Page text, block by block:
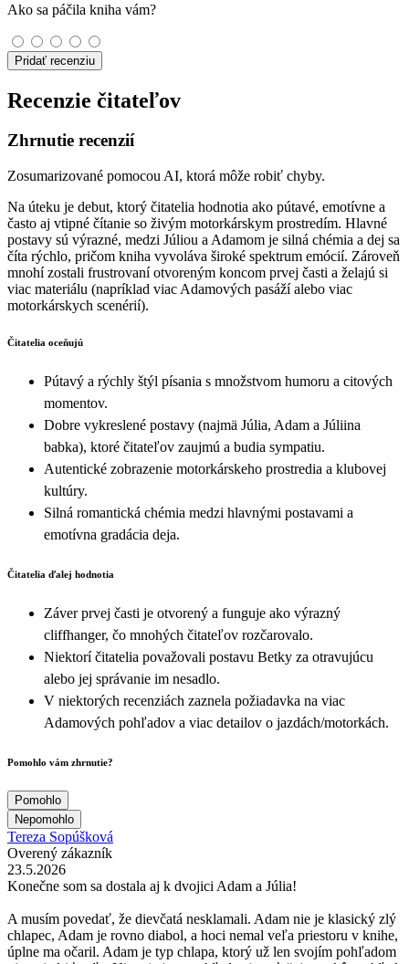
Ako sa páčila kniha vám?
Pridať recenziu
Recenzie čitateľov
Zhrnutie recenzií
Zosumarizované pomocou AI, ktorá môže robiť chyby.
Na úteku je debut, ktorý čitatelia hodnotia ako pútavé, emotívne a
často aj vtipné čítanie so živým motorkárskym prostredím. Hlavné
postavy sú výrazné, medzi Júliou a Adamom je silná chémiа a dej sa
číta rýchlo, pričom kniha vyvoláva široké spektrum emócií. Zároveň
mnohí zostali frustrovaní otvoreným koncom prvej časti a želajú si
viac materiálu (napríklad viac Adamových pasáží alebo viac
motorkárskych scenérií).
Čitatelia oceňujú
Pútavý a rýchly štýl písania s množstvom humoru a citových
momentov.
Dobre vykreslené postavy (najmä Júlia, Adam a Júliina
babka), ktoré čitateľov zaujmú a budia sympatiu.
Autentické zobrazenie motorkárskeho prostredia a klubovej
kultúry.
Silná romantická chémiа medzi hlavnými postavami a
emotívna gradácia deja.
Čitatelia ďalej hodnotia
Záver prvej časti je otvorený a funguje ako výrazný
cliffhanger, čo mnohých čitateľov rozčarovalo.
Niektorí čitatelia považovali postavu Betky za otravujúcu
alebo jej správanie im nesadlo.
V niektorých recenziách zaznela požiadavka na viac
Adamových pohľadov a viac detailov o jazdách/motorkách.
Pomohlo vám zhrnutie?
Pomohlo
Nepomohlo
Tereza Sopúšková
Overený zákazník
23.5.2026
Konečne som sa dostala aj k dvojici Adam a Júlia!
A musím povedať, že dievčatá nesklamali. Adam nie je klasický zlý
chlapec, Adam je rovno diabol, a hoci nemal veľa priestoru v knihe,
úplne ma očaril. Adam je typ chlapa, ktorý už len svojím pohľadom